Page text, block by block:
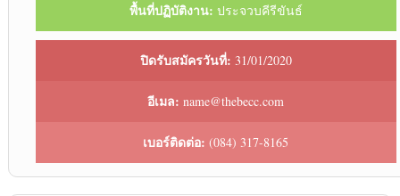
พื้นที่ปฏิบัติงาน: ประจวบคีรีขันธ์
ปิดรับสมัครวันที่: 31/01/2020
อีเมล: name@thebecc.com
เบอร์ติดต่อ: (084) 317-8165